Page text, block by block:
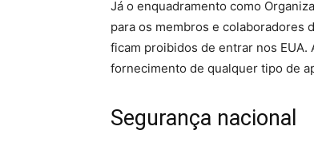
Já o enquadramento como
para os membros e colaboradores
ficam proibidos de entrar nos
fornecimento de qualquer tipo de
Segurança nacional